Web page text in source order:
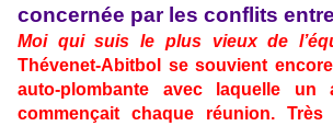
concernée par les conflits
Moi qui suis le plus vieux de
Thévenet-Abitbol se souvient
auto-plombante avec laquelle un
commençait chaque réunion.